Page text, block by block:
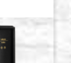
Giacenza: 49 - COD.